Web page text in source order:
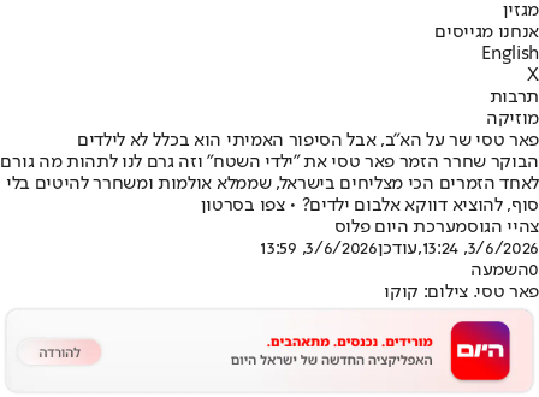
מגזין
אנחנו מגייסים
English
X
תרבות
מוזיקה
פאר טסי שר על הא״ב, אבל הסיפור האמיתי הוא בכלל לא לילדים
הבוקר שחרר הזמר פאר טסי את "ילדי השטח" וזה גרם לנו לתהות מה גורם
לאחד הזמרים הכי מצליחים בישראל, שממלא אולמות ומשחרר להיטים בלי
סוף, להוציא דווקא אלבום ילדים? • צפו בסרטון
צהיי הגוסמערכת היום פלוס
3/6/2026, 13:24
,עודכן3/6/2026, 13:59
0השמעה
פאר טסי. צילום: קוקו